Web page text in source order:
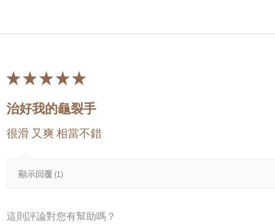
★★★★★
治好我的龜裂手
很滑 又爽 相當不錯
顯示回覆 (1)
這則評論對您有幫助嗎？